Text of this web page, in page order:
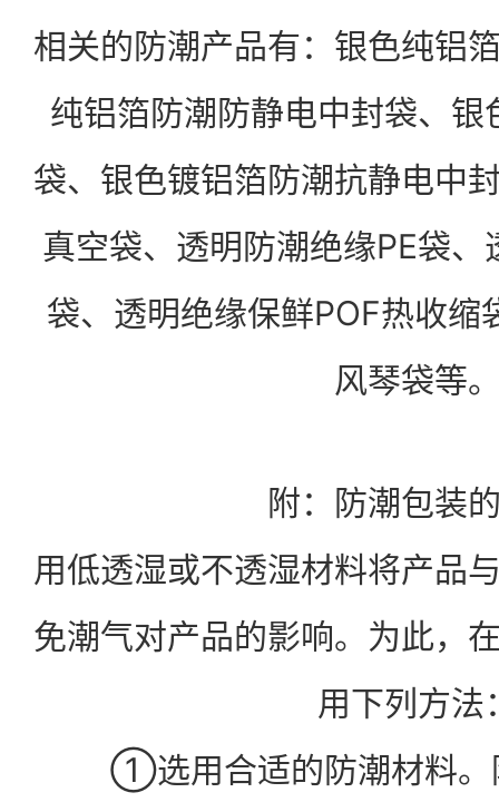
相关的防潮产品有： 银色纯铝
纯铝箔防潮防静电中封袋、 银
袋、 银色镀铝箔防潮抗静电中
真空袋、 透明防潮绝缘PE袋、
袋、透明绝缘保鲜POF热收缩
风琴袋等
附：防潮包装
用低透湿或不透湿材料将产品
免潮气对产品的影响。为此，
用下列方法
①选用合适的防潮材料。